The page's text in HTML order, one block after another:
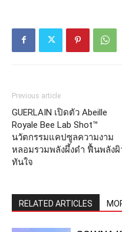
Previous article
GUERLAIN เปิดตัว Abeille
Royale Bee Lab Shot™
นวัตกรรมแคปซูลความงาม
หลอมรวมพลังผึ้งดำ ฟื้นพลังผิ
ทันใจ
RELATED ARTICLES